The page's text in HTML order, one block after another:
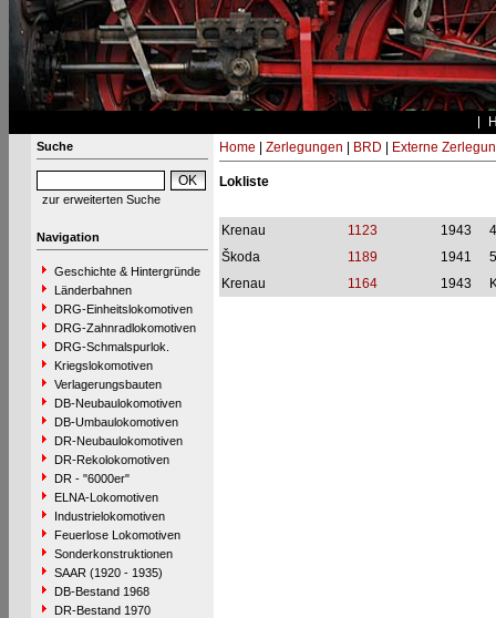
Suche
zur erweiterten Suche
Navigation
Geschichte & Hintergründe
Länderbahnen
DRG-Einheitslokomotiven
DRG-Zahnradlokomotiven
DRG-Schmalspurlok.
Kriegslokomotiven
Verlagerungsbauten
DB-Neubaulokomotiven
DB-Umbaulokomotiven
DR-Neubaulokomotiven
DR-Rekolokomotiven
DR - "6000er"
ELNA-Lokomotiven
Industrielokomotiven
Feuerlose Lokomotiven
Sonderkonstruktionen
SAAR (1920 - 1935)
DB-Bestand 1968
DR-Bestand 1970
Home Zerlegungen BRD Externe
Lokliste
Krenau 1123 1943
Škoda
1189 1941
Krenau
1164 1943